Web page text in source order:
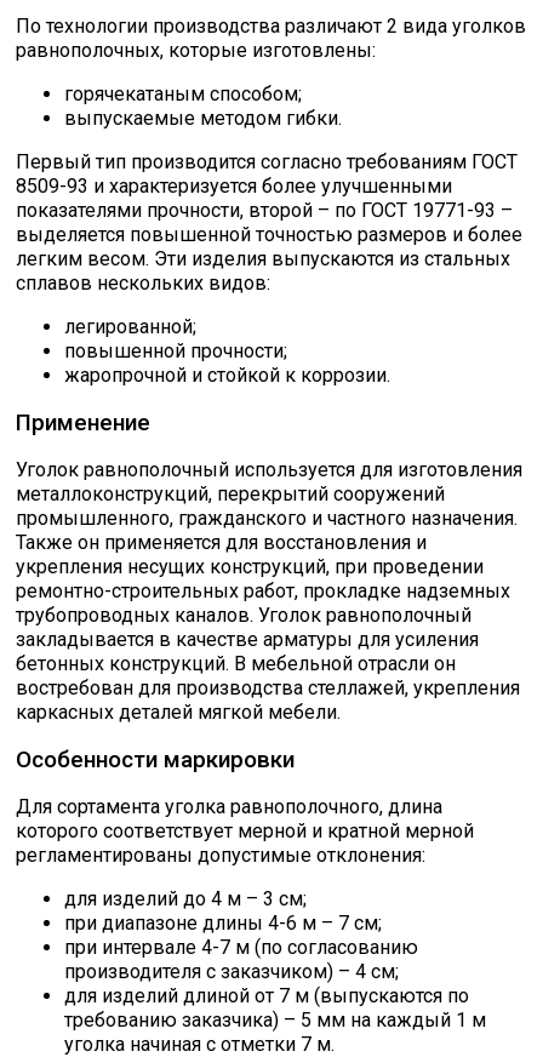
По технологии производства различают 2 вида уголков
равнополочных, которые изготовлены:
горячекатаным способом;
выпускаемые методом гибки.
Первый тип производится согласно требованиям ГОСТ
8509-93 и характеризуется более улучшенными
показателями прочности, второй – по ГОСТ 19771-93 –
выделяется повышенной точностью размеров и более
легким весом. Эти изделия выпускаются из стальных
сплавов нескольких видов:
легированной;
повышенной прочности;
жаропрочной и стойкой к коррозии.
Применение
Уголок равнополочный используется для изготовления
металлоконструкций, перекрытий сооружений
промышленного, гражданского и частного назначения.
Также он применяется для восстановления и
укрепления несущих конструкций, при проведении
ремонтно-строительных работ, прокладке надземных
трубопроводных каналов. Уголок равнополочный
закладывается в качестве арматуры для усиления
бетонных конструкций. В мебельной отрасли он
востребован для производства стеллажей, укрепления
каркасных деталей мягкой мебели.
Особенности маркировки
Для сортамента уголка равнополочного, длина
которого соответствует мерной и кратной мерной
регламентированы допустимые отклонения:
для изделий до 4 м – 3 см;
при диапазоне длины 4-6 м – 7 см;
при интервале 4-7 м (по согласованию
производителя с заказчиком) – 4 см;
для изделий длиной от 7 м (выпускаются по
требованию заказчика) – 5 мм на каждый 1 м
уголка начиная с отметки 7 м.